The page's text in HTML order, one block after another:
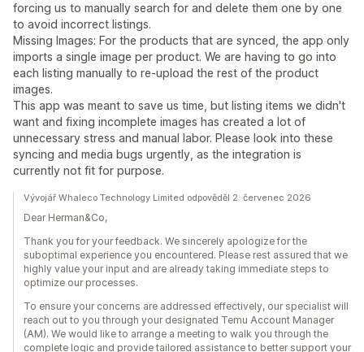
forcing us to manually search for and delete them one by one
to avoid incorrect listings.
Missing Images: For the products that are synced, the app only
imports a single image per product. We are having to go into
each listing manually to re-upload the rest of the product
images.
This app was meant to save us time, but listing items we didn't
want and fixing incomplete images has created a lot of
unnecessary stress and manual labor. Please look into these
syncing and media bugs urgently, as the integration is
currently not fit for purpose.
Vývojář Whaleco Technology Limited odpověděl 2. červenec 2026
Dear Herman&Co,
Thank you for your feedback. We sincerely apologize for the
suboptimal experience you encountered. Please rest assured that we
highly value your input and are already taking immediate steps to
optimize our processes.
To ensure your concerns are addressed effectively, our specialist will
reach out to you through your designated Temu Account Manager
(AM). We would like to arrange a meeting to walk you through the
complete logic and provide tailored assistance to better support your